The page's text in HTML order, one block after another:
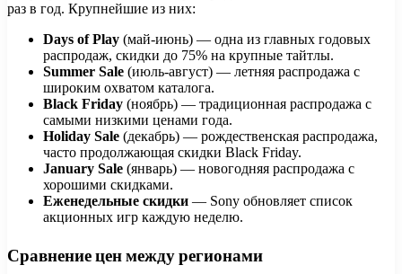
раз в год. Крупнейшие из них:
Days of Play (май-июнь) — одна из главных годовых
распродаж, скидки до 75% на крупные тайтлы.
Summer Sale (июль-август) — летняя распродажа с
широким охватом каталога.
Black Friday (ноябрь) — традиционная распродажа с
самыми низкими ценами года.
Holiday Sale (декабрь) — рождественская распродажа,
часто продолжающая скидки Black Friday.
January Sale (январь) — новогодняя распродажа с
хорошими скидками.
Еженедельные скидки — Sony обновляет список
акционных игр каждую неделю.
Сравнение цен между регионами